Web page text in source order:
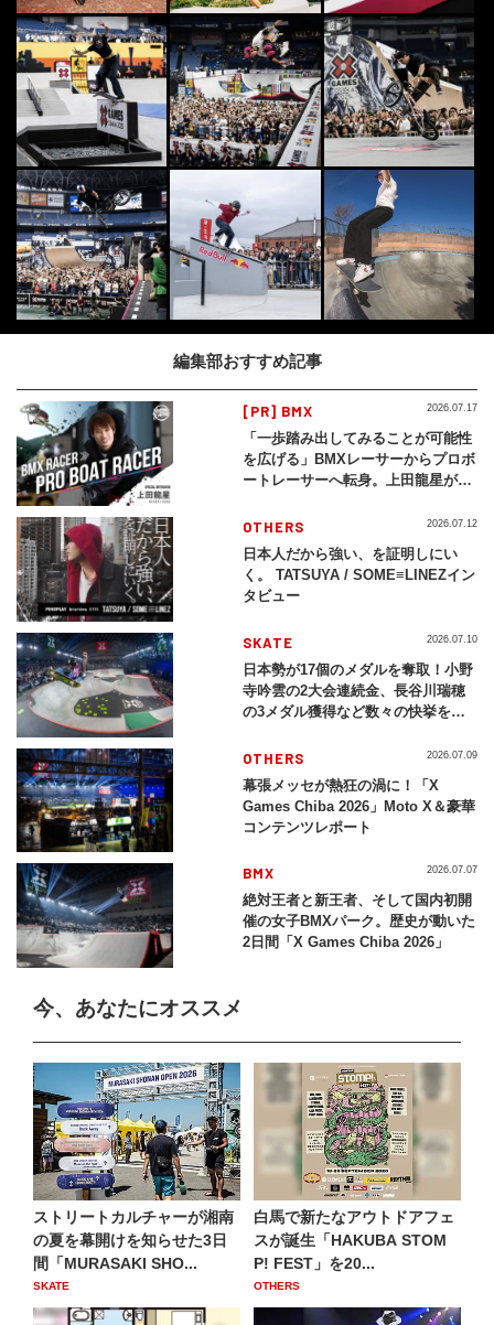
編集部おすすめ記事
[PR] BMX
「一歩踏み出してみることが可能性
を広げる」BMXレーサーからプロボ
ートレーサーへ転身。上田龍星が体
2026.07.17
OTHERS
日本人だから強い、を証明しにい
く。 TATSUYA / SOME≡LINEZイン
タビュー
2026.07.12
SKATE
日本勢が17個のメダルを奪取！小野
寺吟雲の2大会連続金、長谷川瑞穂
の3メダル獲得など数々の快挙をプ
2026」
2026.07.10
OTHERS
幕張メッセが熱狂の渦に！「X
Games Chiba 2026」Moto X＆豪華
コンテンツレポート
2026.07.09
BMX
絶対王者と新王者、そして国内初開
催の女子BMXパーク。歴史が動いた
2日間「X Games Chiba 2026」
2026.07.07
今、あなたにオススメ
ストリートカルチャーが湘南
の夏を幕開けを知らせた3日
間「MURASAKI SHO...
SKATE
白馬で新たなアウトドアフェ
スが誕生「HAKUBA STOM
P! FEST」を20...
OTHERS